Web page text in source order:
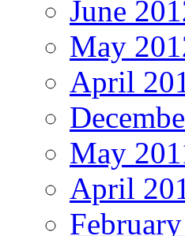
June
May
April
May
April